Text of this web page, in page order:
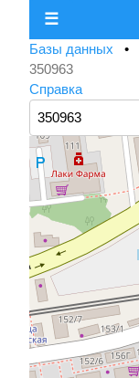
☰
Базы данных •
350963
Справка